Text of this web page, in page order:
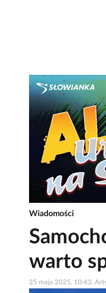
Wiadomości
warto
25 maja 2025, 10:43,